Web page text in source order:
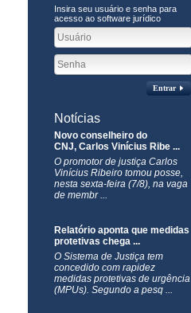
Insira seu usuário e senha para
acesso ao software jurídico
Entrar
Notícias
Novo conselheiro do
CNJ, Carlos Vinícius Ribe ...
O promotor de justiça Carlos
Vinícius Ribeiro tomou posse,
nesta sexta-feira (7/8), na vaga
de membr ...
Relatório aponta que medidas
protetivas chega ...
O Sistema de Justiça tem
concedido com rapidez
medidas protetivas de urgência
(MPUs). Segundo a pesq ...